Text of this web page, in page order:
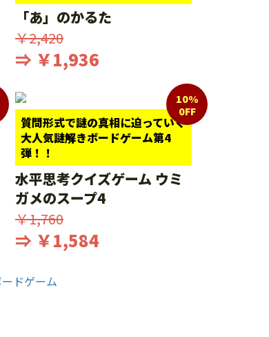
「あ」のかるた
￥2,420
⇒ ￥1,936
質問形式で謎の真相に迫っていく
大人気謎解きボードゲーム第4
弾！！
10%
0FF
水平思考クイズゲーム ウミ
ガメのスープ4
￥1,760
⇒ ￥1,584